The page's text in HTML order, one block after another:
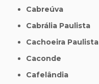
Cabreúva
Cabrália Paulista
Cachoeira Paulista
Caconde
Cafelândia